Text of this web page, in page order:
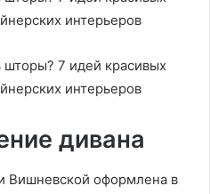
дивана
Вишневской оформлена в